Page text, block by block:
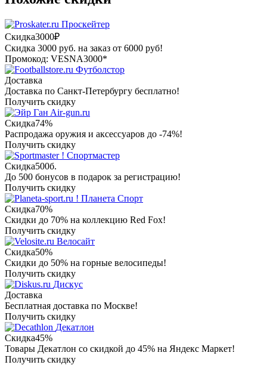
Проскейтер
Скидка3000₽
Скидка 3000 руб. на заказ от 6000 руб!
Промокод: VESNA3000*
Футболстор
Доставка
Доставка по Санкт-Петербургу бесплатно!
Получить скидку
Air-gun.ru
Скидка74%
Распродажа оружия и аксессуаров до -74%!
Получить скидку
Спортмастер
Скидка500б.
До 500 бонусов в подарок за регистрацию!
Получить скидку
Планета Спорт
Скидка70%
Скидки до 70% на коллекцию Red Fox!
Получить скидку
Велосайт
Скидка50%
Скидки до 50% на горные велосипеды!
Получить скидку
Дискус
Доставка
Бесплатная доставка по Москве!
Получить скидку
Декатлон
Скидка45%
Товары Декатлон со скидкой до 45% на Яндекс Маркет!
Получить скидку